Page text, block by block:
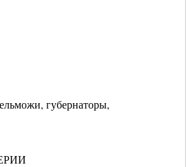
губернаторы,